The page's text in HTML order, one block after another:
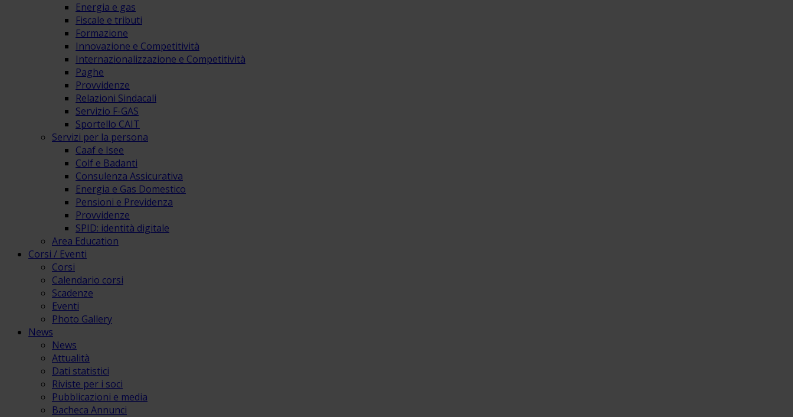
Energia e gas
Fiscale e tributi
Formazione
Innovazione e Competitività
Internazionalizzazione e Competitività
Paghe
Provvidenze
Relazioni Sindacali
Servizio F-GAS
Sportello CAIT
Servizi per la persona
Caaf e Isee
Colf e Badanti
Consulenza Assicurativa
Energia e Gas Domestico
Pensioni e Previdenza
Provvidenze
SPID: identità digitale
Area Education
Corsi / Eventi
Corsi
Calendario corsi
Scadenze
Eventi
Photo Gallery
News
News
Attualità
Dati statistici
Riviste per i soci
Pubblicazioni e media
Bacheca Annunci